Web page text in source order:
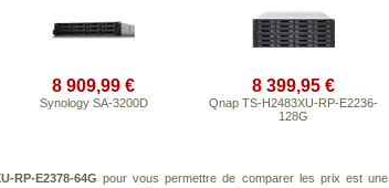
8 909,99 €
Synology SA-3200D
8 399,95 €
Qnap TS-H2483XU-RP-E2236-
128G
RP-E2378-64G pour vous permettre de comparer les prix est une